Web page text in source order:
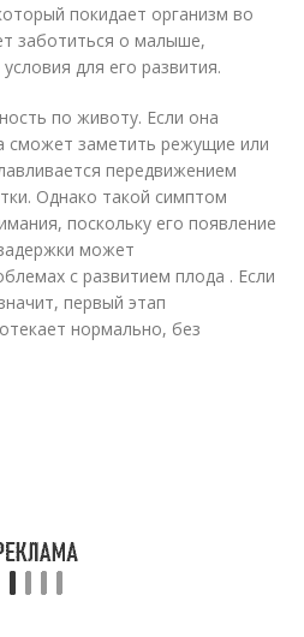
покидает организм во
заботиться о малыше,
для его развития.
по животу. Если она
сможет заметить режущие или
передвижением
Однако такой симптом
поскольку его появление
может
с развитием плода . Если
первый этап
нормально, без